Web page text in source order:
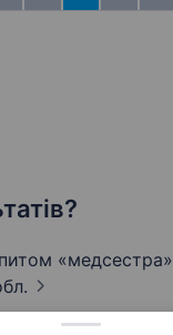
«медсестра»